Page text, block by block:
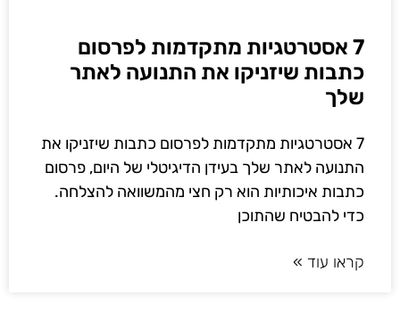
7 אסטרטגיות מתקדמות לפרסום
כתבות שיזניקו את התנועה לאתר
שלך
7 אסטרטגיות מתקדמות לפרסום כתבות שיזניקו את
התנועה לאתר שלך בעידן הדיגיטלי של היום, פרסום
כתבות איכותיות הוא רק חצי מהמשוואה להצלחה.
כדי להבטיח שהתוכן
קראו עוד »